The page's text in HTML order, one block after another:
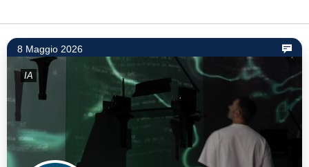
8 Maggio 2026
IA